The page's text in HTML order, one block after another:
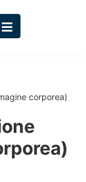
corporea)